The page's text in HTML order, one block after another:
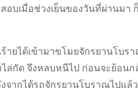
บเมื่อช่วงเย็นของวันที่ผ่านมา
ยได้เข้ามาขโมยจักรยานโบร
ล่กัด จึงหลบหนีไป ก่อนจะย้อน
จากได้รถจักรยานโบราณไปแล้ว